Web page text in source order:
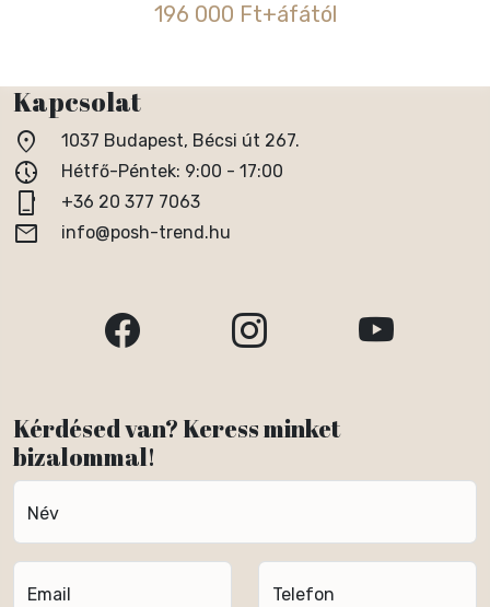
196 000 Ft+áfától
Kapcsolat
location_on 1037 Budapest, Bécsi út 267.
nest_clock_farsight_analog Hétfő-Péntek: 9:00 - 17:00
phone_iphone +36 20 377 7063
email info@posh-trend.hu
Kérdésed van? Keress minket
bizalommal!
Név
Email Telefon